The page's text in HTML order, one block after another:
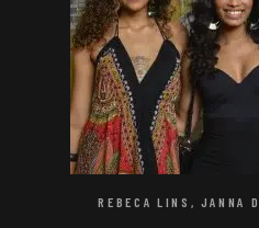
REBECA LINS, JANNA